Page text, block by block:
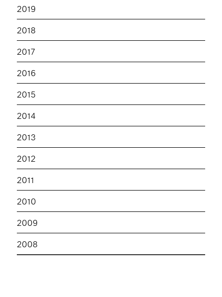
2019
2018
2017
2016
2015
2014
2013
2012
2011
2010
2009
2008